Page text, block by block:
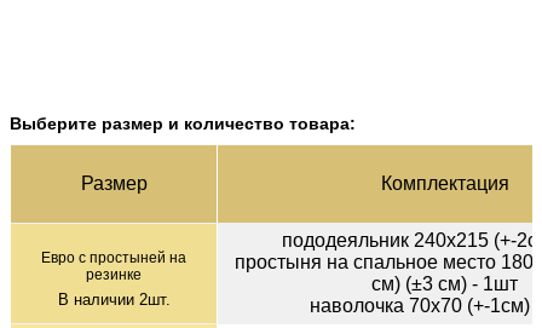
Выберите размер и количество товара:
Раз­мер Ком­плек­тация
Евро с простыней на
резинке
В наличии 2шт.
пододеяльник 240х215 (+-
простыня на спальное место
см) (±3 см) - 1шт
наволочка 70х70 (+-1см)